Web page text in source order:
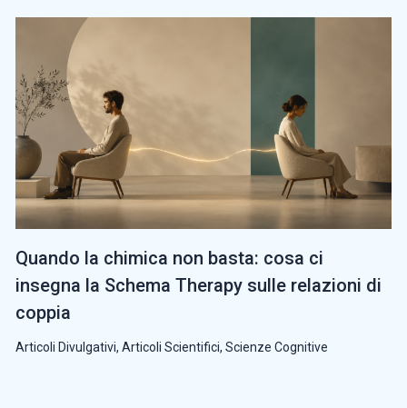
Quando la chimica non basta: cosa ci
insegna la Schema Therapy sulle relazioni di
coppia
Articoli Divulgativi, Articoli Scientifici, Scienze Cognitive